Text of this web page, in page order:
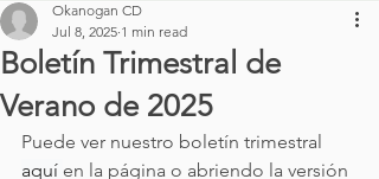
Boletín Trimestral de
Verano de 2025
Okanogan CD
Jul 8, 2025 1 min read
Puede ver nuestro boletín trimestral
aquí en la página o abriendo la versión